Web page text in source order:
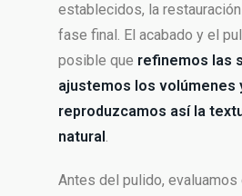
establecidos, la
fase final. El acabado y el
posible que refinemos las
ajustemos los volúmenes
reproduzcamos así la
natural.
Antes del pulido,